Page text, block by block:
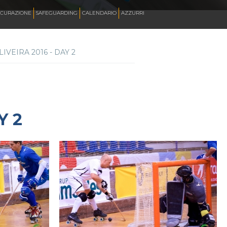
SAFEGUARDING CALENDARIO AZZURRI
2016 - DAY 2
2
INLINE ALPINE
ROLLER DANCE